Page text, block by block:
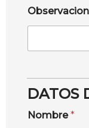
DATOS
Nombre*